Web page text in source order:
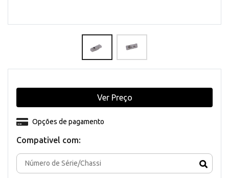
Compativel com:
Opções de pagamento
Ver Preço